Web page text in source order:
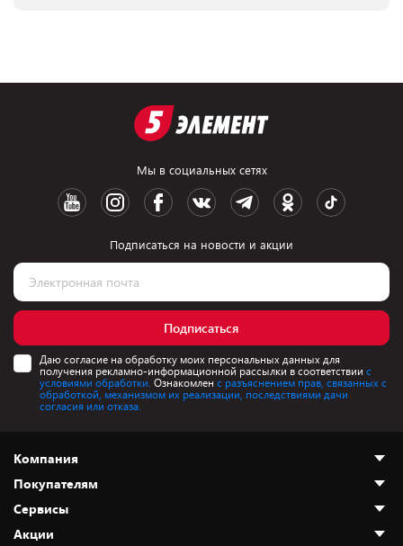
Мы в социальных сетях
Подписаться на новости и акции
Подписаться
Даю согласие на обработку моих персональных данных для
получения рекламно-информационной рассылки в соответствии с
условиями обработки. Ознакомлен с разъяснением прав, связанных с
обработкой, механизмом их реализации, последствиями дачи
согласия или отказа.
Компания
О нас
Адреса магазинов
Покупателям
Как сделать заказ
Сервисы
Акции